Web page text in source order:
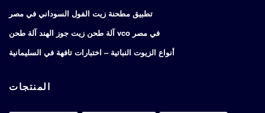
تطبيق مطحنة زيت الفول السوداني في مصر
آلة طحن زيت جوز الهند آلة طحن vco في مصر
أنواع الزيوت النباتية – اختبارات تافهة في السليمانية
المنتجات